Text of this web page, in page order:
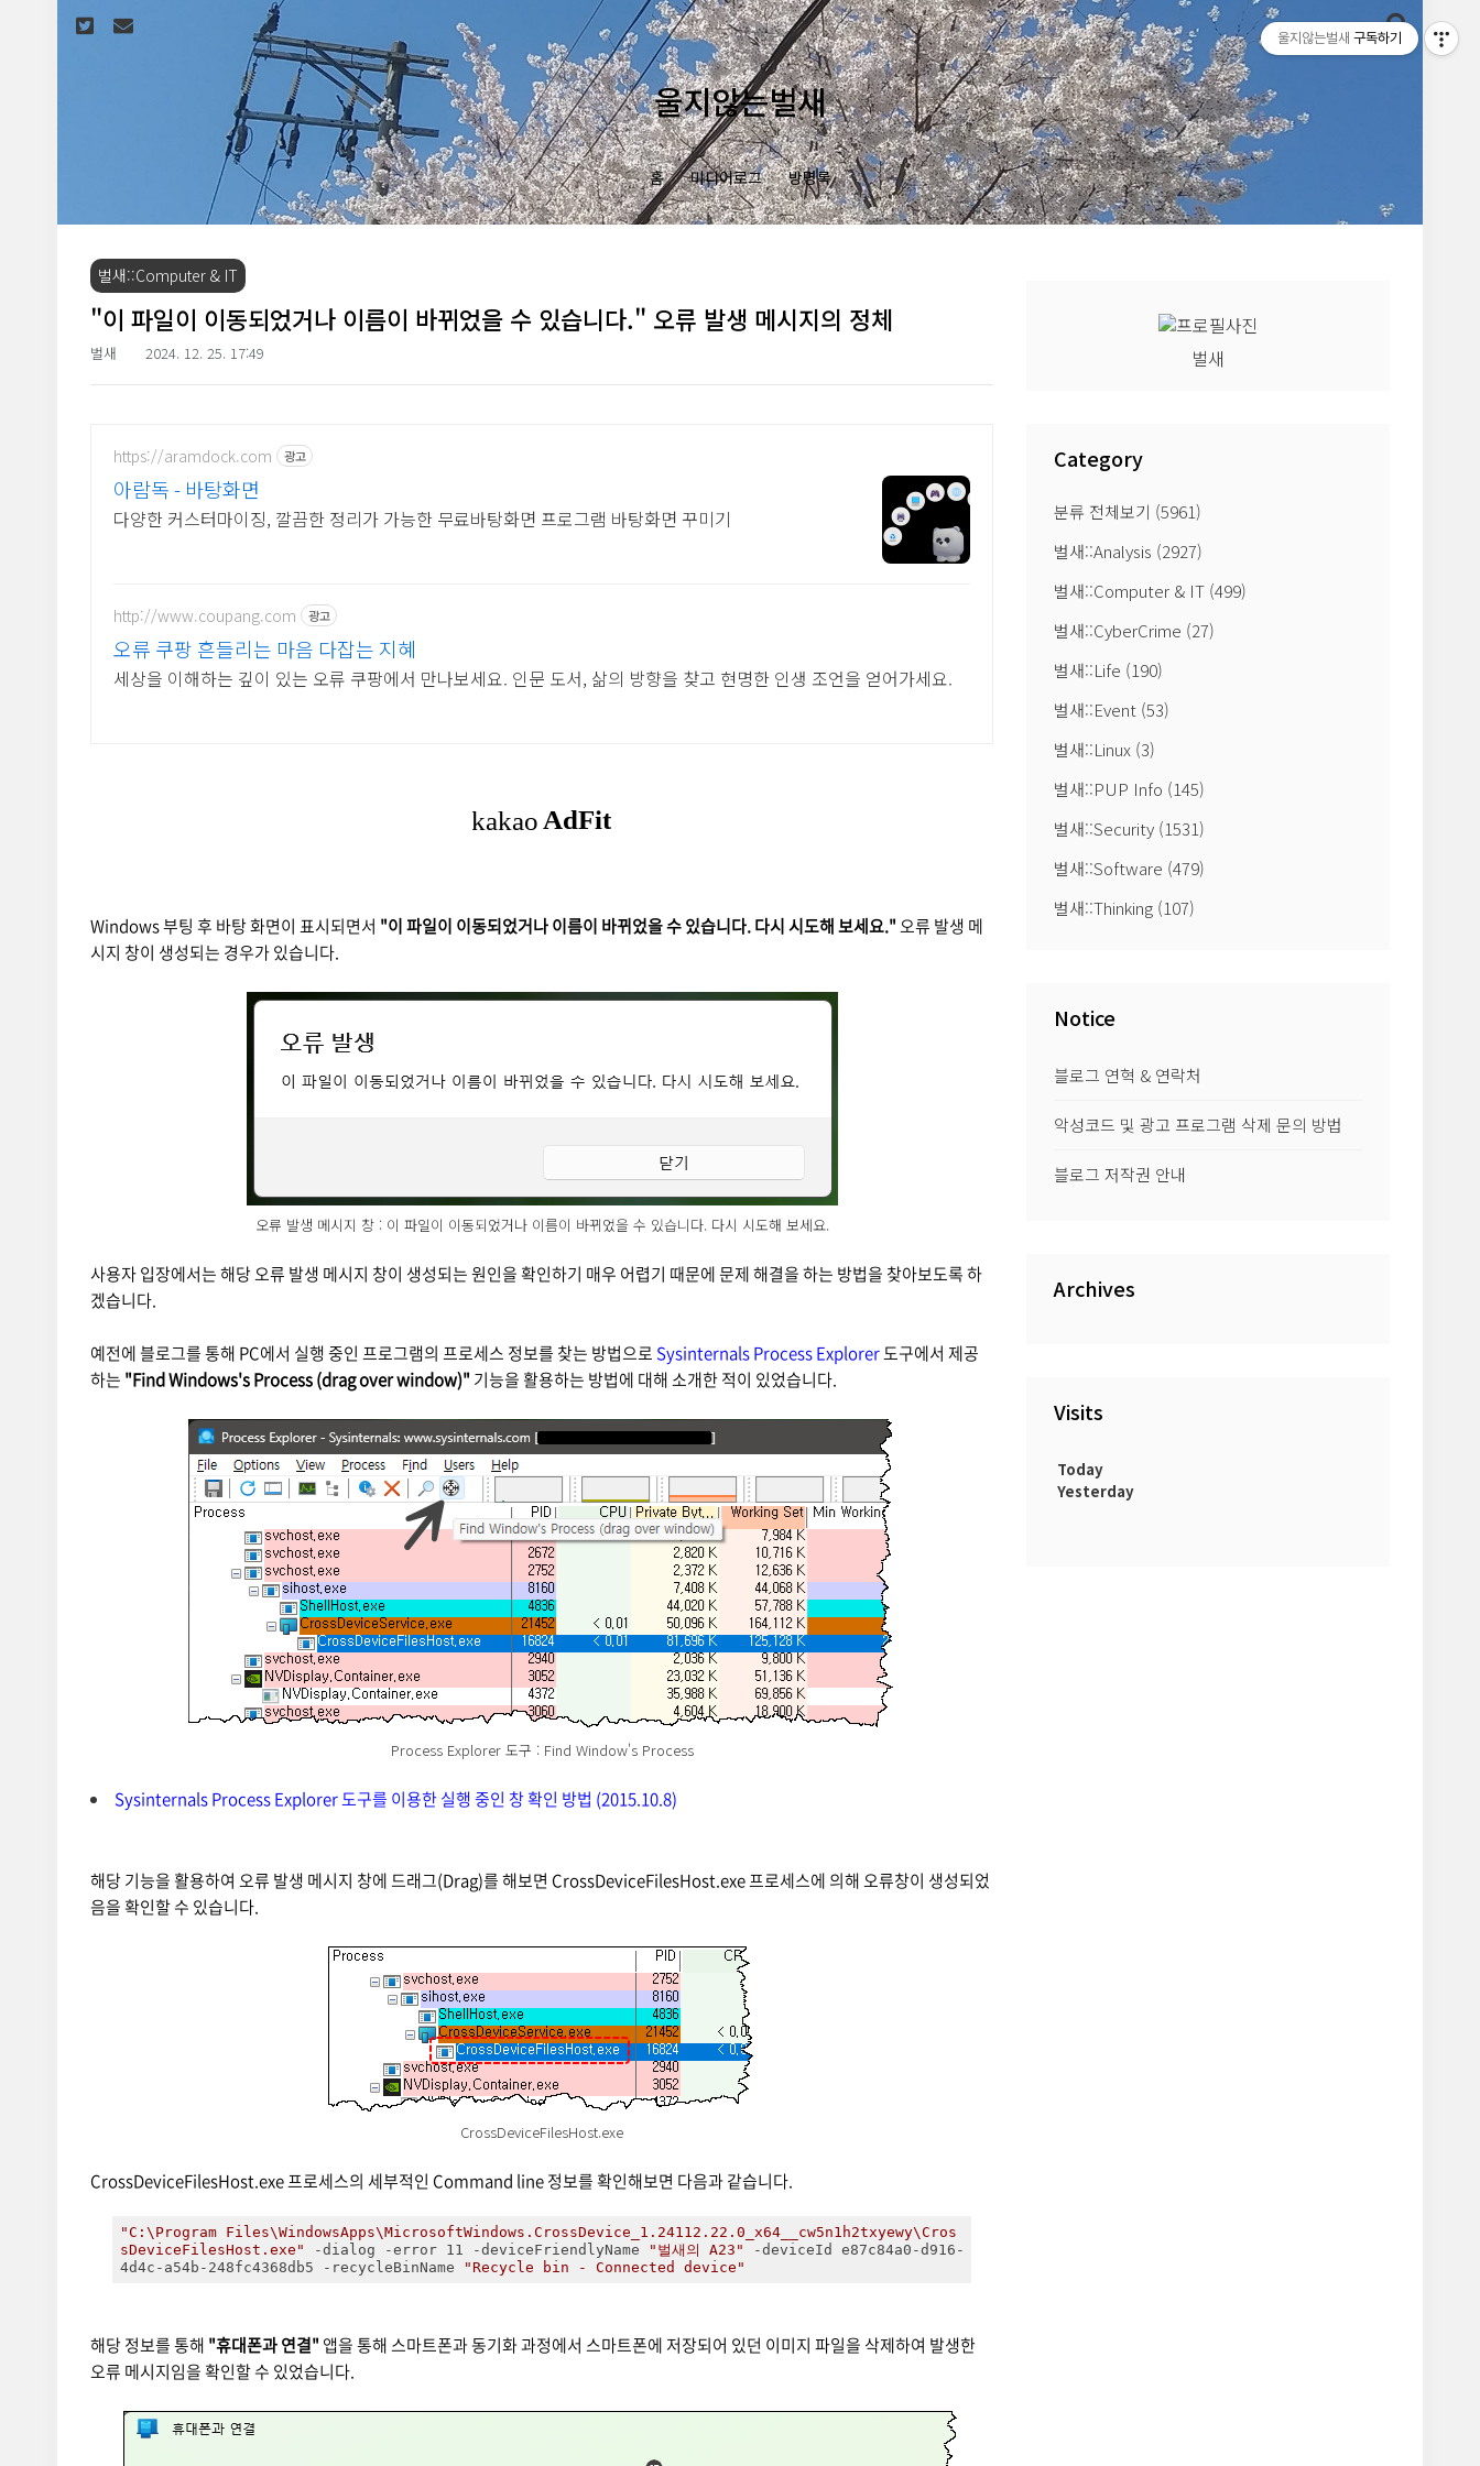
울지않는벌새
홈 미디어로그 방명록
벌새
Category
분류 전체보기 (5961)
벌새::Analysis (2927)
벌새::Computer & IT (499)
벌새::CyberCrime (27)
벌새::Life (190)
벌새::Event (53)
벌새::Linux (3)
벌새::PUP Info (145)
벌새::Security (1531)
벌새::Software (479)
벌새::Thinking (107)
Notice
블로그 연혁 & 연락처
악성코드 및 광고 프로그램 삭제 문의 방법
블로그 저작권 안내
Archives
Visits
Today
Yesterday
벌새::Computer & IT
"이 파일이 이동되었거나 이름이 바뀌었을 수 있습니다." 오류 발생 메시지의 정체
벌새 2024. 12. 25. 17:49
https://aramdock.com 광고
아람독 - 바탕화면
다양한 커스터마이징, 깔끔한 정리가 가능한 무료바탕화면 프로그램 바탕화면 꾸미기
http://www.coupang.com 광고
오류 쿠팡 흔들리는 마음 다잡는 지혜
세상을 이해하는 깊이 있는 오류 쿠팡에서 만나보세요. 인문 도서, 삶의 방향을 찾고 현명한 인생 조언을 얻어가세요.
Windows 부팅 후 바탕 화면이 표시되면서 "이 파일이 이동되었거나 이름이 바뀌었을 수 있습니다. 다시 시도해 보세요."오류 발생 메
시지 창이 생성되는 경우가 있습니다.
오류 발생 메시지 창 : 이 파일이 이동되었거나 이름이 바뀌었을 수 있습니다. 다시 시도해 보세요.
사용자 입장에서는 해당 오류 발생 메시지 창이 생성되는 원인을 확인하기 매우 어렵기 때문에 문제 해결을 하는 방법을 찾아보도록 하
겠습니다.
예전에 블로그를 통해 PC에서 실행 중인 프로그램의 프로세스 정보를 찾는 방법으로 Sysinternals Process Explorer도구에서 제공
하는 "Find Windows's Process (drag over window)" 기능을 활용하는 방법에 대해 소개한 적이 있었습니다.
Process Explorer 도구 : Find Window's Process
Sysinternals Process Explorer 도구를 이용한 실행 중인 창 확인 방법 (2015.10.8)
해당 기능을 활용하여 오류 발생 메시지 창에 드래그(Drag)를 해보면 CrossDeviceFilesHost.exe 프로세스에 의해 오류창이 생성되었
음을 확인할 수 있습니다.
CrossDeviceFilesHost.exe
CrossDeviceFilesHost.exe 프로세스의 세부적인 Command line 정보를 확인해보면 다음과 같습니다.
"C:\Program Files\WindowsApps\MicrosoftWindows.CrossDevice_1.24112.22.0_x64__cw5n1h2txyewy\Cros
sDeviceFilesHost.exe" -dialog -error 11 -deviceFriendlyName "벌새의 A23" -deviceId e87c84a0-d916-
4d4c-a54b-248fc4368db5 -recycleBinName
"Recycle bin - Connected device"
해당 정보를 통해 "휴대폰과 연결" 앱을 통해 스마트폰과 동기화 과정에서 스마트폰에 저장되어 있던 이미지 파일을 삭제하여 발생한
오류 메시지임을 확인할 수 있었습니다.
울지않는벌새 구독하기